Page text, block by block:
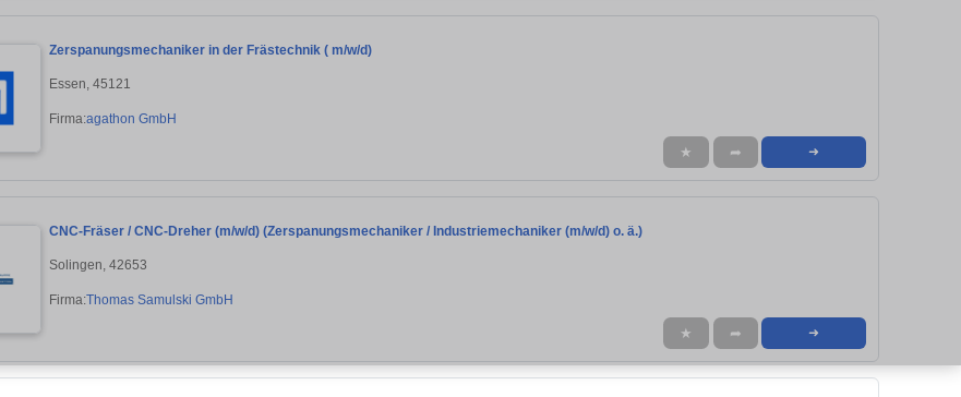
Zerspanungsmechaniker in der Frästechnik ( m/w/d)
Essen, 45121
Firma:agathon GmbH
★ ➦ ➜
CNC-Fräser / CNC-Dreher (m/w/d) (Zerspanungsmechaniker / Industriemechaniker (m/w/d) o. ä.)
Solingen, 42653
Firma:Thomas Samulski GmbH
★ ➦ ➜